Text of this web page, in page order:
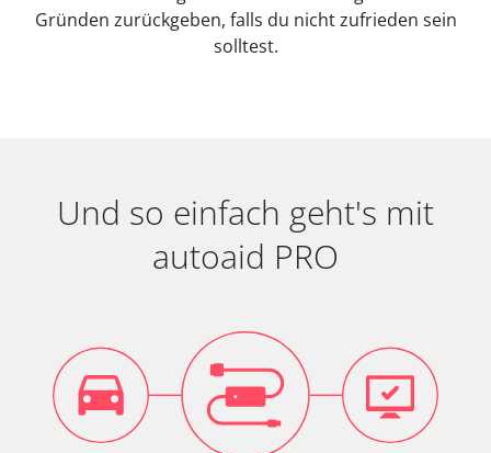
Gründen zurückgeben, falls du nicht zufrieden sein
solltest.
Und so einfach geht's mit
autoaid PRO